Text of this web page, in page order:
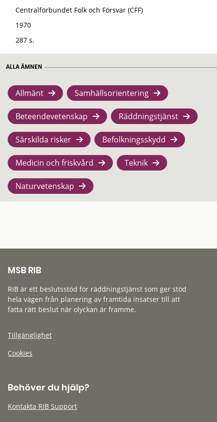
Centralförbundet Folk och Försvar (CFF)
1970
287 s.
ALLA ÄMNEN
Allmänt Samhällsorientering
Beteendevetenskap Räddningstjänst
Särskilda risker Befolkningsskydd
Medicin och friskvård Teknik
Naturvetenskap
MSB RIB
RIB är ett beslutsstöd för räddningstjänst som ger stöd
hela vägen från planering av framtida insatser till att
fatta rätt beslut när olyckan är framme.
Tillgänglighet
Cookies
Behöver du hjälp?
Kontakta RIB Support